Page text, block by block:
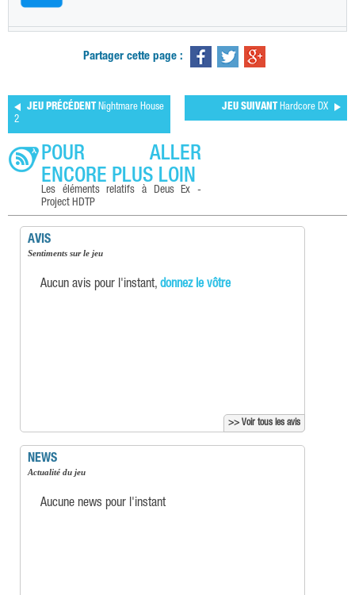
Partager cette page :
JEU PRÉCÉDENT
Nightmare House
2
JEU SUIVANT Hardcore DX
POUR ALLER
ENCORE PLUS LOIN
Les éléments relatifs à Deus Ex -
Project HDTP
AVIS
Sentiments sur le jeu
Aucun avis pour l'instant, donnez le vôtre
>> Voir tous les avis
NEWS
Actualité du jeu
Aucune news pour l'instant